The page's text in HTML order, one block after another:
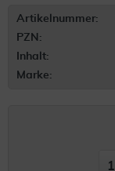
Artikelnummer:
PZN:
Inhalt:
Marke: